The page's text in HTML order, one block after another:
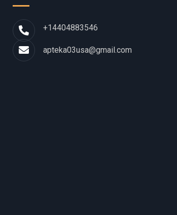
+14404883546
apteka03usa@gmail.com